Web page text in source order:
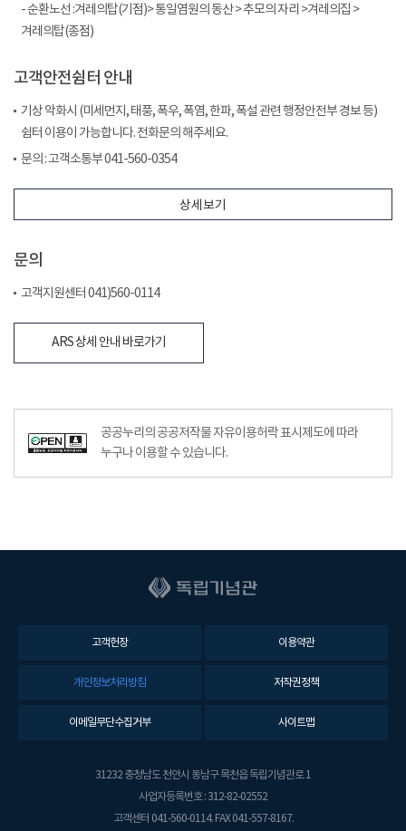
- 순환노선 :겨레의탑(기점)> 통일염원의 동산 > 추모의 자리 >겨레의집 >
겨레의탑(종점)
고객안전쉼터 안내
기상 악화시 (미세먼지, 태풍, 폭우, 폭염, 한파, 폭설 관련 행정안전부 경보 등)
쉼터 이용이 가능합니다. 전화문의 해주세요.
문의 : 고객소통부 041-560-0354
상세보기
문의
고객지원센터 041)560-0114
ARS 상세 안내 바로가기
공공누리공공저작물자유이용허락–출처표시이미지
공공누리의 공공저작물 자유이용허락 표시제도에 따라
누구나 이용할 수 있습니다.
고객헌장 이용약관
개인정보처리방침 저작권정책
이메일무단수집거부 사이트맵
31232 충청남도 천안시 동남구 목천읍 독립기념관로 1
사업자등록번호 : 312-82-02552
고객센터 041-560-0114. FAX 041-557-8167.